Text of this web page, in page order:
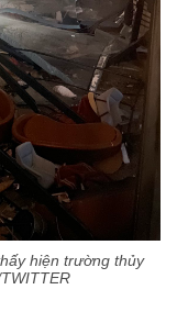
hiện trường thủy